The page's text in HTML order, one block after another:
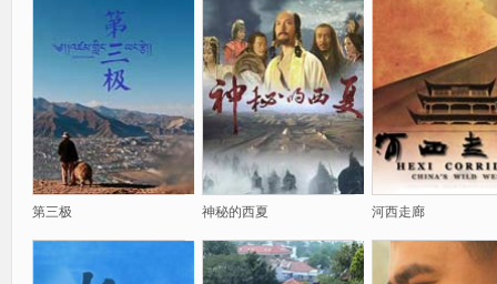
第三极 神秘的西夏 河西走廊